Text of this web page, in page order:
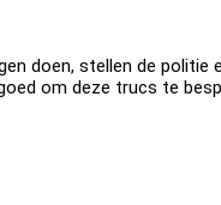
doen, stellen de
om deze trucs te